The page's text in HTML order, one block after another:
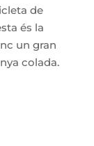
de
és la
un gran
colada.